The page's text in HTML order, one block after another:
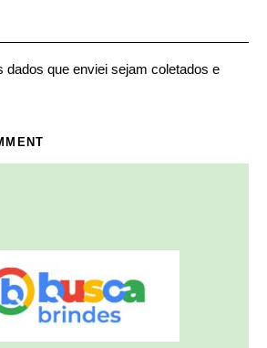
dados que enviei sejam coletados e